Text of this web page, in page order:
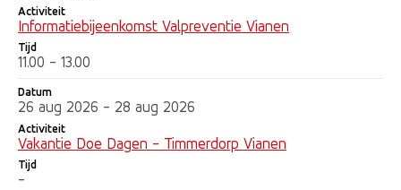
Activiteit
Informatiebijeenkomst Valpreventie Vianen
Tijd
11.00 - 13.00
Datum
26 aug 2026 - 28 aug 2026
Activiteit
Vakantie Doe Dagen - Timmerdorp Vianen
Tijd
-